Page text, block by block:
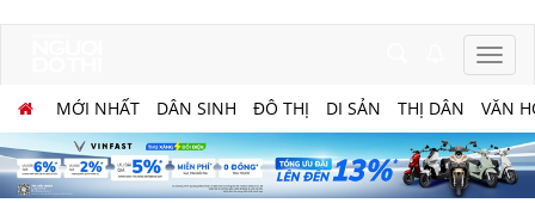
MỚI NHẤT DÂN SINH ĐÔ THỊ DI SẢN THỊ DÂN VĂN